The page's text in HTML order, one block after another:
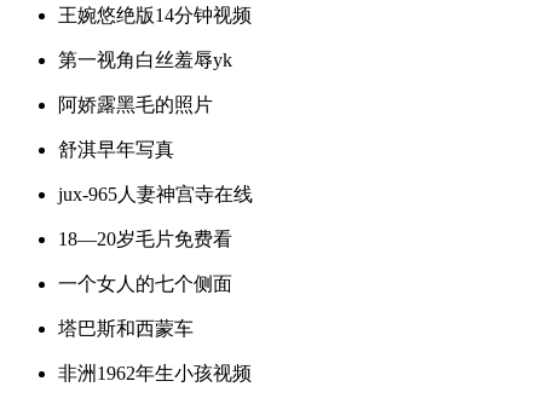
王婉悠绝版14分钟视频
第一视角白丝羞辱yk
阿娇露黑毛的照片
舒淇早年写真
jux-965人妻神宫寺在线
18—20岁毛片免费看
一个女人的七个侧面
塔巴斯和西蒙车
非洲1962年生小孩视频